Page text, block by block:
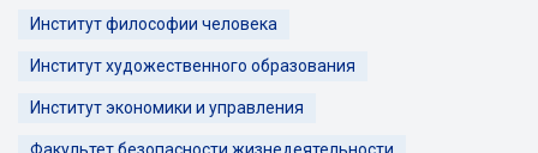
Институт философии человека
Институт художественного образования
Институт экономики и управления